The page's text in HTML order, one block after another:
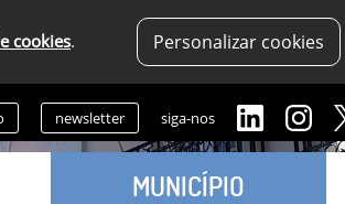
cookies. Personalizar cookies
newsletter siga-nos
MUNICÍPIO